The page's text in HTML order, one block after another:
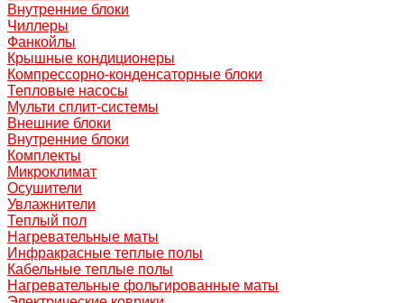
Внутренние блоки
Чиллеры
Фанкойлы
Крышные кондиционеры
Компрессорно-конденсаторные блоки
Тепловые насосы
Мульти сплит-системы
Внешние блоки
Внутренние блоки
Комплекты
Микроклимат
Осушители
Увлажнители
Теплый пол
Нагревательные маты
Инфракрасные теплые полы
Кабельные теплые полы
Нагревательные фольгированные маты